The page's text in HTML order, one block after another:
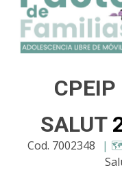
SALUT
Cod. 7002348 |